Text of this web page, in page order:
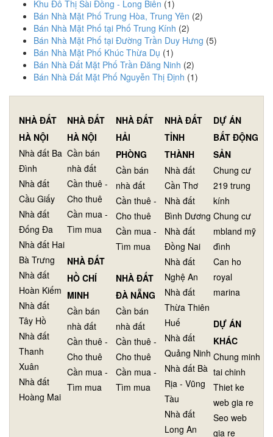
Khu Đô Thị Sài Đồng - Long Biên (1)
Bán Nhà Mặt Phố Trung Hòa, Trung Yên (2)
Bán Nhà Mặt Phố tại Phố Trung Kính (2)
Bán Nhà Mặt Phố tại Đường Trần Duy Hưng (5)
Bán Nhà Mặt Phố Khúc Thừa Dụ (1)
Bán Nhà Đất Mặt Phố Trần Đăng Ninh (2)
Bán Nhà Đất Mặt Phố Nguyễn Thị Định (1)
NHÀ ĐẤT
HÀ NỘI
Nhà đất Ba
Đình
Nhà đất
Cầu Giấy
Nhà đất
Đống Đa
Nhà đất Hai
Bà Trưng
Nhà đất
Hoàn Kiếm
Nhà đất
Tây Hồ
Nhà đất
Thanh
Xuân
Nhà đất
Hoàng Mai
NHÀ ĐẤT
HÀ NỘI
Cần bán
nhà đất
Cần thuê -
Cho thuê
Cần mua -
Tìm mua
NHÀ ĐẤT
HỒ CHÍ
MINH
Cần bán
nhà đất
Cần thuê -
Cho thuê
Cần mua -
Tìm mua
NHÀ ĐẤT
HẢI
PHÒNG
Cần bán
nhà đất
Cần thuê -
Cho thuê
Cần mua -
Tìm mua
NHÀ ĐẤT
ĐÀ NẴNG
Cần bán
nhà đất
Cần thuê -
Cho thuê
Cần mua -
Tìm mua
NHÀ ĐẤT
TỈNH
THÀNH
Nhà đất
Cần Thơ
Nhà đất
Bình Dương
Nhà đất
Đồng Nai
Nhà đất
Nghệ An
Nhà đất
Thừa Thiên
Huế
Nhà đất
Quảng Ninh
Nhà đất Bà
Rịa - Vũng
Tàu
Nhà đất
Long An
DỰ ÁN
BẤT ĐỘNG
SẢN
Chung cư
219 trung
kính
Chung cư
mbland mỹ
đình
Can ho
royal
marina
DỰ ÁN
KHÁC
Chung minh
tai chinh
Thiet ke
web gia re
Seo web
gia re